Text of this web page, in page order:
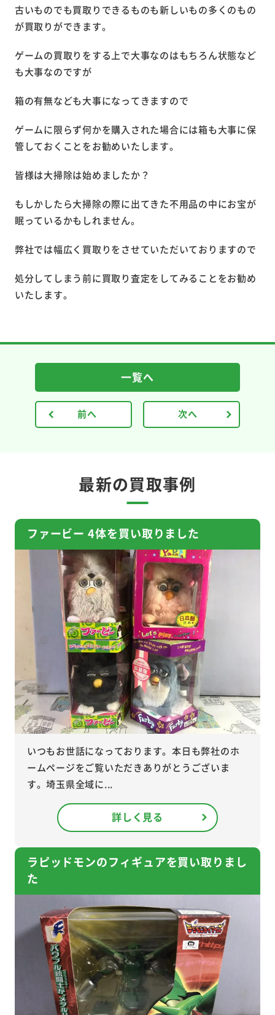
古いものでも買取りできるものも新しいもの多くのもの
が買取りができます。
ゲームの買取りをする上で大事なのはもちろん状態など
も大事なのですが
箱の有無なども大事になってきますので
ゲームに限らず何かを購入された場合には箱も大事に保
管しておくことをお勧めいたします。
皆様は大掃除は始めましたか？
もしかしたら大掃除の際に出てきた不用品の中にお宝が
眠っているかもしれません。
弊社では幅広く買取りをさせていただいておりますので
処分してしまう前に買取り査定をしてみることをお勧め
いたします。
前へ
一覧へ
次へ
最新の買取事例
ファービー 4体を買い取りました
いつもお世話になっております。本日も弊社のホ
ームページをご覧いただきありがとうございま
す。埼玉県全域に...
詳しく見る
ラピッドモンのフィギュアを買い取りまし
た